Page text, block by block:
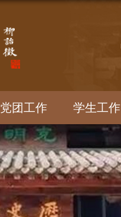
党团工作 学生工作